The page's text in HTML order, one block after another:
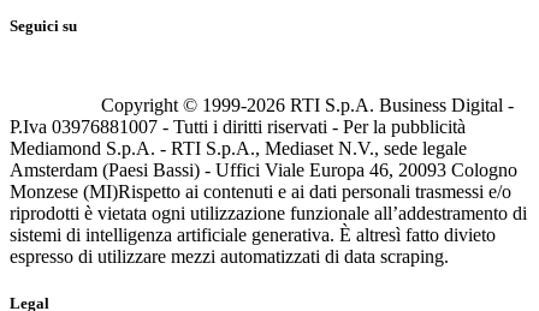
Seguici su
Copyright © 1999-2026 RTI S.p.A. Business Digital -
P.Iva 03976881007 - Tutti i diritti riservati - Per la pubblicità
Mediamond S.p.A. - RTI S.p.A., Mediaset N.V., sede legale
Amsterdam (Paesi Bassi) - Uffici Viale Europa 46, 20093 Cologno
Monzese (MI)Rispetto ai contenuti e ai dati personali trasmessi e/o
riprodotti è vietata ogni utilizzazione funzionale all’addestramento di
sistemi di intelligenza artificiale generativa. È altresì fatto divieto
espresso di utilizzare mezzi automatizzati di data scraping.
Legal